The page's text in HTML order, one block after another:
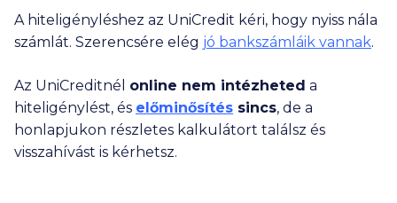
A hiteligényléshez az UniCredit kéri, hogy nyiss nála
számlát. Szerencsére elég jó bankszámláik vannak.
Az UniCreditnél online nem intézheted a
hiteligénylést, és előminősítés sincs, de a
honlapjukon részletes kalkulátort találsz és
visszahívást is kérhetsz.